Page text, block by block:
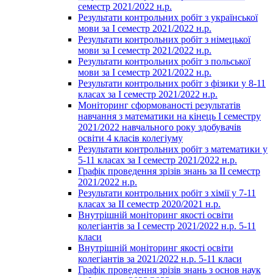
семестр 2021/2022 н.р.
Результати контрольних робіт з української
мови за І семестр 2021/2022 н.р.
Результати контрольних робіт з німецької
мови за І семестр 2021/2022 н.р.
Результати контрольних робіт з польської
мови за І семестр 2021/2022 н.р.
Результати контрольних робіт з фізики у 8-11
класах за І семестр 2021/2022 н.р.
Моніторинг сформованості результатів
навчання з математики на кінець І семестру
2021/2022 навчального року здобувачів
освіти 4 класів колегіуму
Результати контрольних робіт з математики у
5-11 класах за І семестр 2021/2022 н.р.
Графік проведення зрізів знань за ІІ семестр
2021/2022 н.р.
Результати контрольних робіт з хімії у 7-11
класах за ІІ семестр 2020/2021 н.р.
Внутрішній моніторинг якості освіти
колегіантів за І семестр 2021/2022 н.р. 5-11
класи
Внутрішній моніторинг якості освіти
колегіантів за 2021/2022 н.р. 5-11 класи
Графік проведення зрізів знань з основ наук